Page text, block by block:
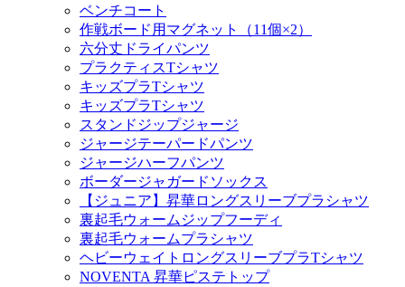
ベンチコート
作戦ボード用マグネット（11個×2）
六分丈ドライパンツ
プラクティスTシャツ
キッズプラTシャツ
キッズプラTシャツ
スタンドジップジャージ
ジャージテーパードパンツ
ジャージハーフパンツ
ボーダージャガードソックス
【ジュニア】昇華ロングスリーブプラシャツ
裏起毛ウォームジップフーディ
裏起毛ウォームプラシャツ
ヘビーウェイトロングスリーブプラTシャツ
NOVENTA 昇華ピステトップ